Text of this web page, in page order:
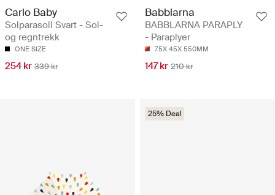
Carlo Baby
Solparasoll Svart - Sol-
og regntrekk
ONE SIZE
254 kr 339 kr
Babblarna
BABBLARNA PARAPLY
- Paraplyer
75X 45X 550MM
147 kr 210 kr
25% Deal